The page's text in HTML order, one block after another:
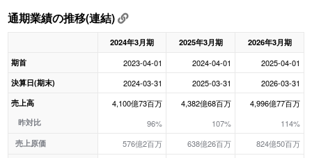
通期業績の推移(連結)
2024年3月期 2025年3月期
2026年3月期
期首
2023-04-01 2024-04-01 2025-04-01
決算日(期末) 2024-03-31 2025-03-31 2026-03-31
売上高
昨対比
4,100億73百万
96%
4,382億68百万
107%
4,996億77百万
114%
売上原価 576億2百万 638億26百万 824億50百万